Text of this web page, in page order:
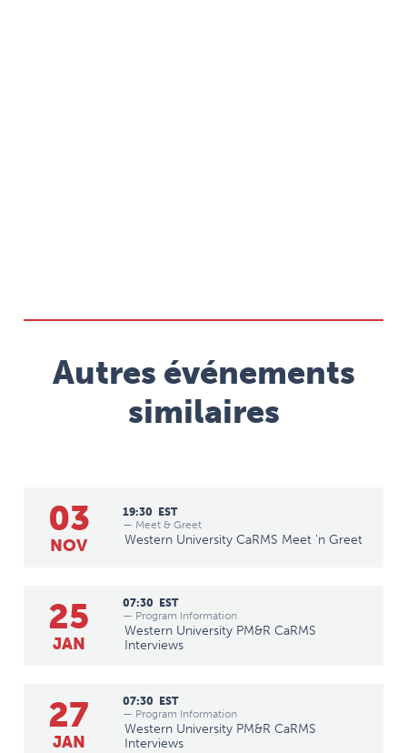
Autres événements
similaires
03
NOV
19:30 EST
— Meet & Greet
Western University CaRMS Meet 'n Greet
25
JAN
07:30 EST
— Program Information
Western University PM&R CaRMS
Interviews
27
JAN
07:30 EST
— Program Information
Western University PM&R CaRMS
Interviews